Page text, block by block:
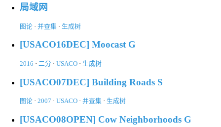
局域网
图论 · 并查集 · 生成树
[USACO16DEC] Moocast G
2016 · 二分 · USACO · 生成树
[USACO07DEC] Building Roads S
图论 · 2007 · USACO · 并查集 · 生成树
[USACO08OPEN] Cow Neighborhoods G